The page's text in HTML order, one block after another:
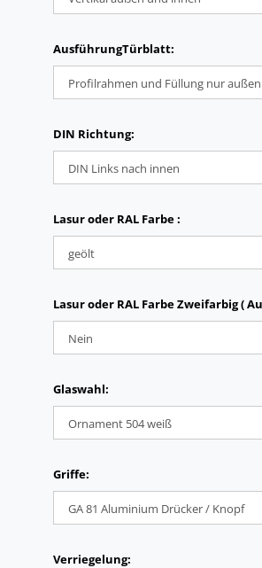
AusführungTürblatt:
DIN Richtung:
Lasur oder RAL Farbe :
Lasur oder RAL Farbe Zweifarbig (
Glaswahl:
Griffe:
Verriegelung: